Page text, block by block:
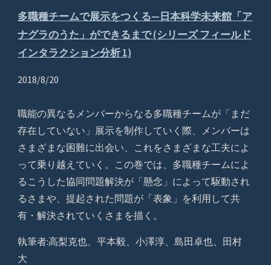
多職種チームで展示をつくる—日本科学未来館「ア
ナグラのうた」ができるまで (シリーズ フィールド
インタラクション分析 1)
2018/8/20
職能の異なるメンバーからなる多職種チームが「まだ
存在していない」展示を制作していく際、メンバーは
さまざまな困難に出会い、これをさまざまな工夫によ
って乗り越えていく。この巻では、多職種チームによ
るこうした協同問題解決が「懸念」によって駆動され
るさまや、提起された問題が「表象」を利用して共
有・解決されていくさまを描く。
執筆者:高梨克也、平本毅、小澤淳、島田卓也、田村
大